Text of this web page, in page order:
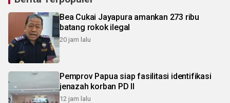
Bea Cukai Jayapura amankan 273 ribu
batang rokok ilegal
20 jam lalu
Pemprov Papua siap fasilitasi identifikasi
jenazah korban PD II
12 jam lalu